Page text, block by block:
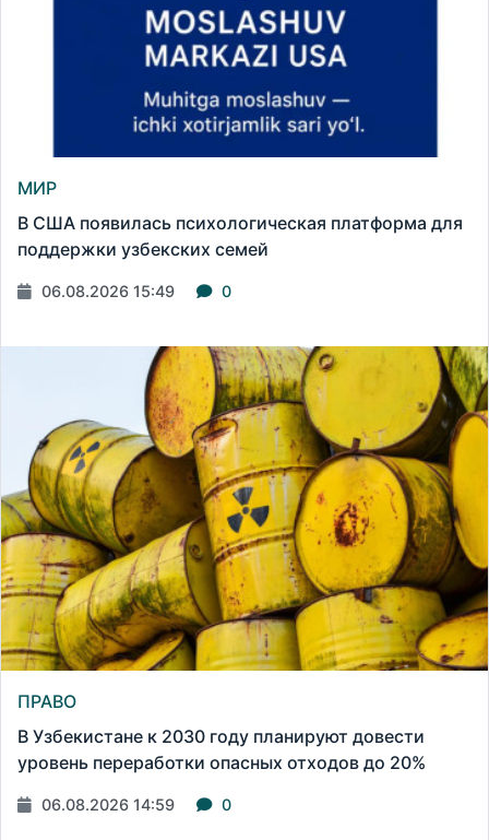
МИР
В США появилась психологическая платформа для
поддержки узбекских семей
06.08.2026 15:49 0
ПРАВО
В Узбекистане к 2030 году планируют довести
уровень переработки опасных отходов до 20%
06.08.2026 14:59 0